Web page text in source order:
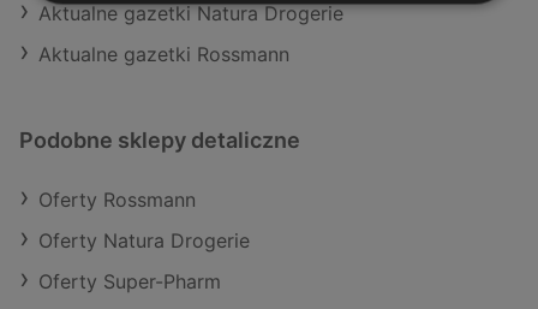
Aktualne gazetki Natura Drogerie
Aktualne gazetki Rossmann
Podobne sklepy detaliczne
Oferty Rossmann
Oferty Natura Drogerie
Oferty Super-Pharm